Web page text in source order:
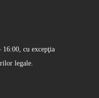
cu excepţia
legale.